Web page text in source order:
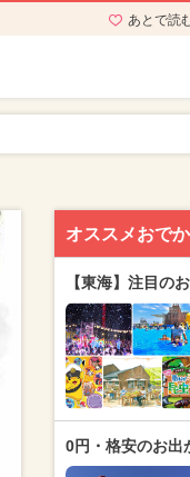
あとで読
オススメおで
【東海】注目の
0円・格安のお出